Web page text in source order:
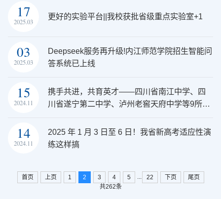
17
2025.03
更好的实验平台||我校获批省级重点实验室+1
03
2025.03
Deepseek服务再升级!内江师范学院招生智能问
答系统已上线
15
2024.11
携手共进，共育英才——四川省南江中学、四
川省遂宁第二中学、泸州老窖天府中学等9所优
14
2024.11
2025 年 1 月 3 日至 6 日！我省新高考适应性演
练这样搞
首页 上页 1 2 3 4 5 ... 22 下页
尾页
共262条